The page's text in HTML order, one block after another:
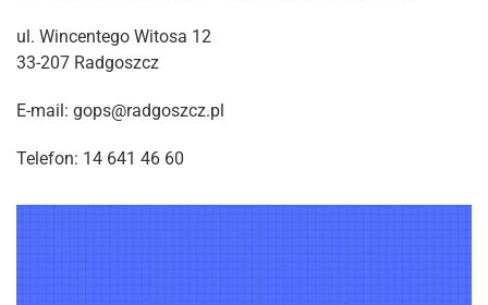
ul. Wincentego Witosa 12
33-207 Radgoszcz
E-mail: gops@radgoszcz.pl
Telefon: 14 641 46 60